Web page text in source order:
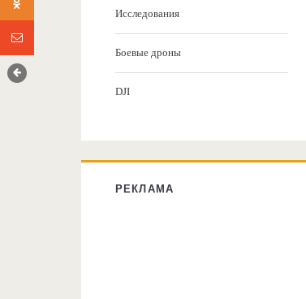
Исследования
Боевые дроны
DJI
РЕКЛАМА